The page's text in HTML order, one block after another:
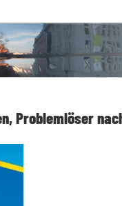
Problemlöser